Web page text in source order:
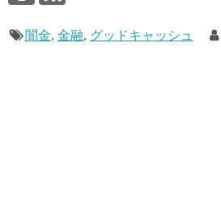
闇金, 金融, グッドキャッシュ